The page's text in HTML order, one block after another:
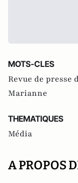
MOTS-CLES
Revue de presse
Marianne
THEMATIQUES
Média
A PROPOS